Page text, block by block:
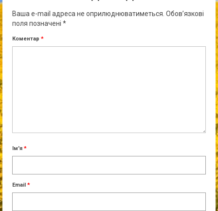
Ваша e-mail адреса не оприлюднюватиметься. Обов’язкові
поля позначені *
Коментар *
Ім'я *
Email *